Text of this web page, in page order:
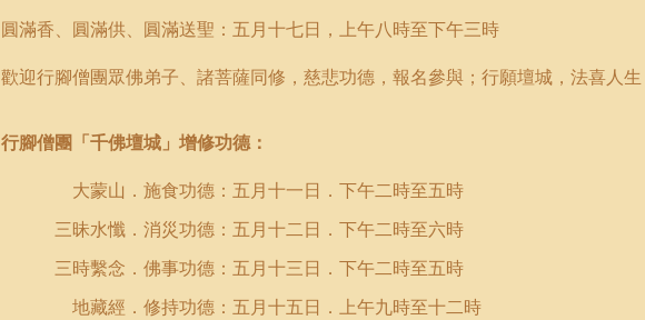
圓滿香、圓滿供、圓滿送聖：五月十七日，上午八時至下午三時
歡迎行腳僧團眾佛弟子、諸菩薩同修，慈悲功德，報名參與；行願壇城，法喜人
行腳僧團「千佛壇城」增修功德：
大蒙山．施食功德：五月十一日．下午二時至五時
三昧水懺．消災功德：五月十二日．下午二時至六時
三時繫念．佛事功德：五月十三日．下午二時至五時
地藏經．修持功德：五月十五日．上午九時至十二時